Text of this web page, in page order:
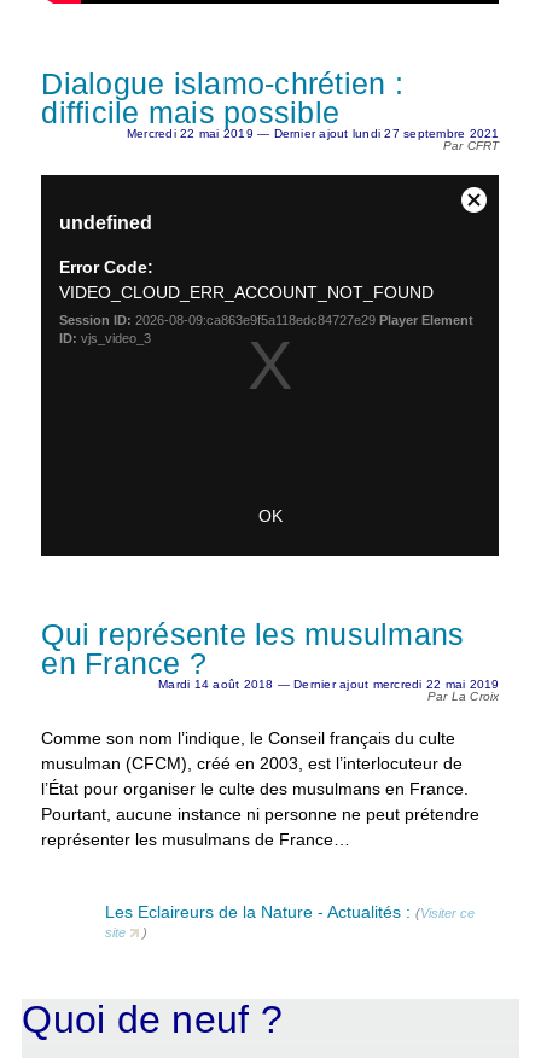
Dialogue islamo-chrétien :
difficile mais possible
Mercredi 22 mai 2019 — Dernier ajout lundi 27 septembre 2021
Par CFRT
Qui représente les musulmans
en France ?
Mardi 14 août 2018 — Dernier ajout mercredi 22 mai 2019
Par La Croix
Comme son nom l’indique, le Conseil français du culte
musulman (CFCM), créé en 2003, est l’interlocuteur de
l’État pour organiser le culte des musulmans en France.
Pourtant, aucune instance ni personne ne peut prétendre
représenter les musulmans de France…
Les Eclaireurs de la Nature - Actualités : (Visiter ce
site
)
Quoi de neuf ?